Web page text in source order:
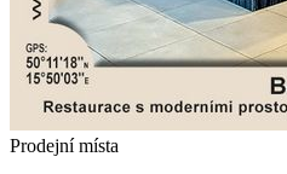
Prodejní místa